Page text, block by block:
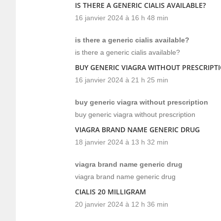
IS THERE A GENERIC CIALIS AVAILABLE?
16 janvier 2024 à 16 h 48 min
is there a generic cialis available?
is there a generic cialis available?
BUY GENERIC VIAGRA WITHOUT
16 janvier 2024 à 21 h 25 min
buy generic viagra without prescription
buy generic viagra without prescription
VIAGRA BRAND NAME GENERIC DRUG
18 janvier 2024 à 13 h 32 min
viagra brand name generic drug
viagra brand name generic drug
CIALIS 20 MILLIGRAM
20 janvier 2024 à 12 h 36 min